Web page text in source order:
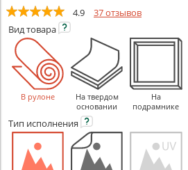
4.9
37 отзывов
Видтовара
В рулоне
На твердом
основании
На
подрамнике
Тип исполнения